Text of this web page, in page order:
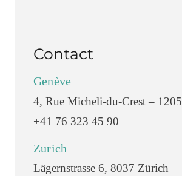
Contact
Genève
4, Rue Micheli-du-Crest – 1205
+41 76 323 45 90
Zurich
Lägernstrasse 6, 8037 Zürich